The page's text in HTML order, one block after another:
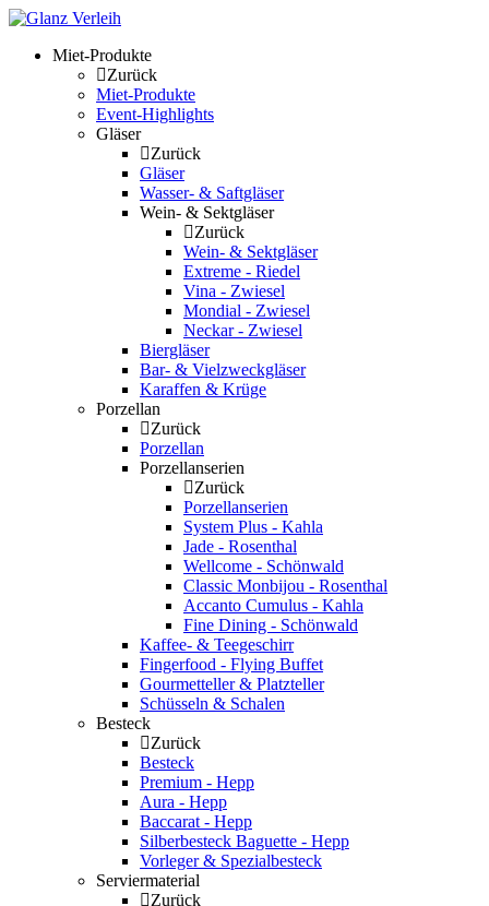
Skip
contentMiet-Produkte
Zurück
Miet-Produkte
Event-Highlights
Gläser
Zurück
Gläser
Wasser- & Saftgläser
Wein- & Sektgläser
Zurück
Wein- & Sektgläser
Extreme - Riedel
Vina - Zwiesel
Mondial - Zwiesel
Neckar - Zwiesel
Biergläser
Bar- & Vielzweckgläser
Karaffen & Krüge
Porzellan
Zurück
Porzellan
Porzellanserien
Zurück
Porzellanserien
System Plus - Kahla
Jade - Rosenthal
Wellcome - Schönwald
Classic Monbijou - Rosenthal
Accanto Cumulus - Kahla
Fine Dining - Schönwald
Kaffee- & Teegeschirr
Fingerfood - Flying Buffet
Gourmetteller & Platzteller
Schüsseln & Schalen
Besteck
Zurück
Besteck
Premium - Hepp
Aura - Hepp
Baccarat - Hepp
Silberbesteck Baguette - Hepp
Vorleger & Spezialbesteck
Serviermaterial
Zurück